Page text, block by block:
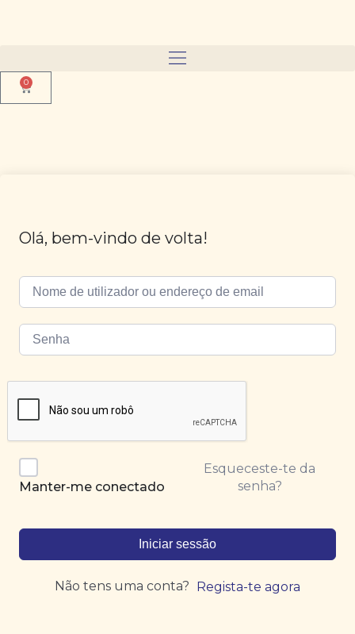
0
Olá, bem-vindo de volta!
Manter-me conectado
Esqueceste-te da
senha?
Iniciar sessão
Não tens uma conta? Regista-te agora